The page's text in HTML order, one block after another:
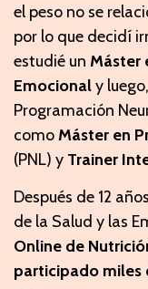
el peso no se
por lo que decidí
estudié un Máster
Emocionaly
Programación
comoMáster en
(PNL) y Trainer
Después de 12
de la Salud y las
Online de
participado miles